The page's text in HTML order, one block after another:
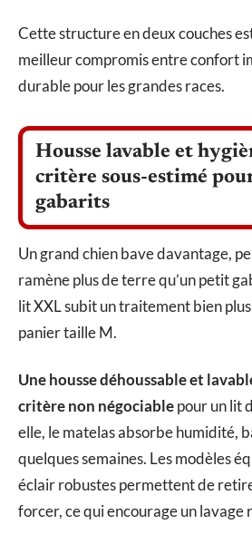
Cette structure en deux couches
meilleur compromis entre confort
durable pour les grandes races.
Housse lavable et
critère sous-estimé
gabarits
Un grand chien bave davantage,
ramène plus de terre qu’un petit
lit XXL subit un traitement bien
panier taille M.
Une housse déhoussable et
critère non négociablepour un lit
elle, le matelas absorbe humidité,
quelques semaines. Les modèles
éclair robustes permettent de
forcer, ce qui encourage un lavage